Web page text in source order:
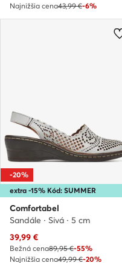
Najnižšia cena43,99 €-6%
extra -15% Kód: SUMMER
-20%
Comfortabel
Sandále · Sivá · 5 cm
Aktuálna cena
39,99 €
Bežná cena89,95 €-55%
Najnižšia cena49,99 €-20%